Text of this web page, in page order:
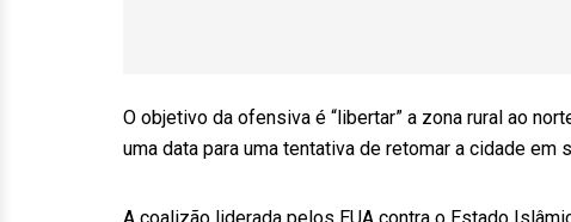
O objetivo da ofensiva é “libertar” a zona rural ao
uma data para uma tentativa de retomar a cidade em